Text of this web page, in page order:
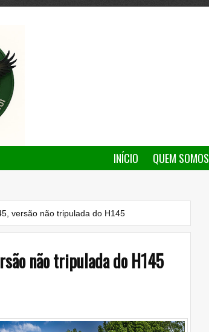
INÍCIO QUEM SOMOS
versão não tripulada do H145
não tripulada do H145